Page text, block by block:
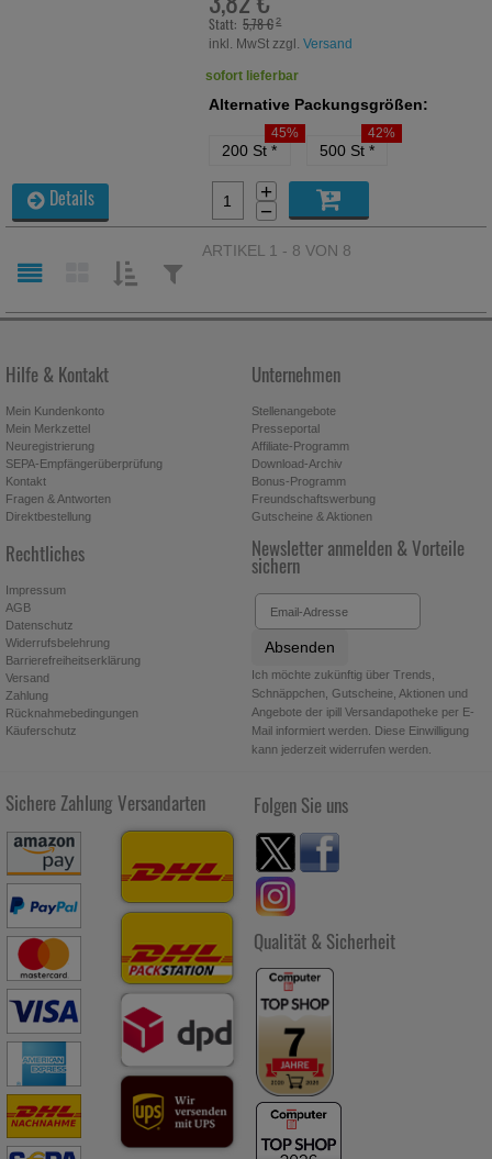
Statt: 5,78 €²
inkl. MwSt zzgl.Versand
sofort lieferbar
Alternative Packungsgrößen:
200 St*
45%
500 St *
42%
+
−
Details
SORTIEREN
FILTERN
ARTIKEL 1 - 8 VON 8
Hilfe & Kontakt
Mein Kundenkonto
Mein Merkzettel
Neuregistrierung
SEPA-Empfängerüberprüfung
Kontakt
Fragen & Antworten
Direktbestellung
Unternehmen
Stellenangebote
Presseportal
Affiliate-Programm
Download-Archiv
Bonus-Programm
Freundschaftswerbung
Gutscheine & Aktionen
Rechtliches
Impressum
AGB
Datenschutz
Widerrufsbelehrung
Barrierefreiheitserklärung
Versand
Zahlung
Rücknahmebedingungen
Käuferschutz
Newsletter anmelden & Vorteile
sichern
Absenden
Ich möchte zukünftig über Trends,
Schnäppchen, Gutscheine, Aktionen und
Angebote der ipill Versandapotheke per E-
Mail informiert werden. Diese Einwilligung
kann jederzeit widerrufen werden.
Sichere Zahlung Versandarten Folgen Sie uns
Qualität & Sicherheit